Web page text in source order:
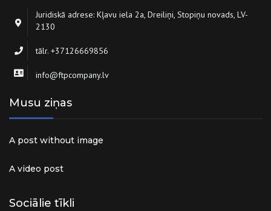
Juridiskā adrese: Kļavu iela 2a, Dreiliņi, Stopiņu novads, LV-
2130
tālr. +37126669856
info@ftpcompany.lv
Musu ziņas
A post without image
A video post
Sociālie tīkli